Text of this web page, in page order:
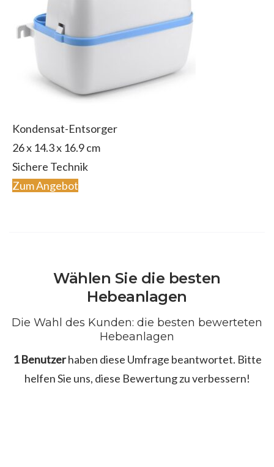
Kondensat-Entsorger
26 x 14.3 x 16.9 cm
Sichere Technik
Zum Angebot
Wählen Sie die besten
Hebeanlagen
Die Wahl des Kunden: die besten bewerteten
Hebeanlagen
1 Benutzerhaben diese Umfrage beantwortet. Bitte
helfen Sie uns, diese Bewertung zu verbessern!